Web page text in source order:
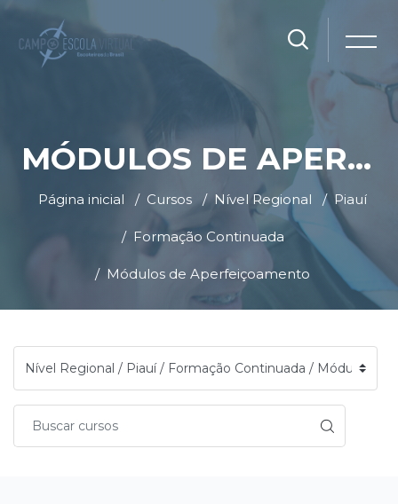
MÓDULOS DE APERFEIÇOAMENTO
Página inicial Cursos Nível Regional Piauí
Formação Continuada
Módulos de Aperfeiçoamento
Blocos
Blocos